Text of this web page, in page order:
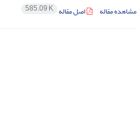
مشاهده مقاله اصل مقاله 585.09 K